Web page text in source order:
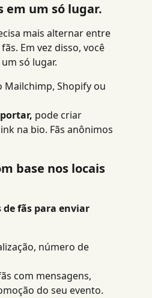
em um só lugar.
mais alternar entre
Em vez disso, você
só lugar.
Mailchimp, Shopify ou
pode criar
na bio. Fãs anônimos
base nos locais
de fãs para enviar
número de
com mensagens,
do seu evento.